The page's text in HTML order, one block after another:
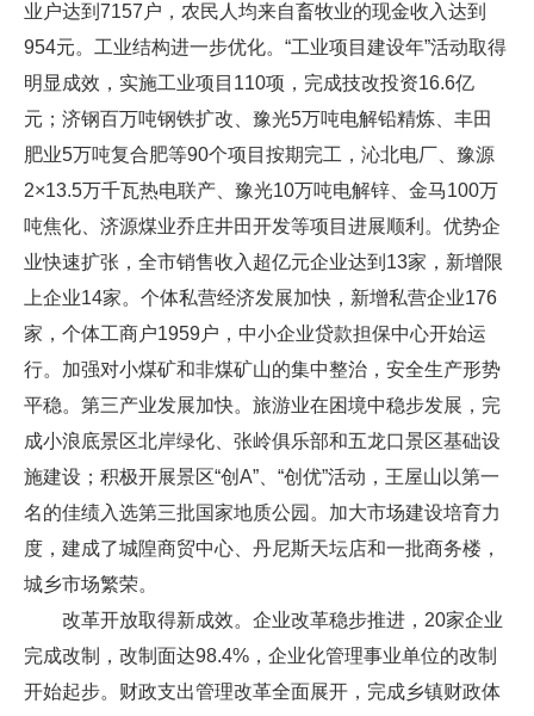
业户达到7157户，农民人均来自畜牧业的现金收入达到
954元。工业结构进一步优化。“工业项目建设年”活动取得
明显成效，实施工业项目110项，完成技改投资16.6亿
元；济钢百万吨钢铁扩改、豫光5万吨电解铅精炼、丰田
肥业5万吨复合肥等90个项目按期完工，沁北电厂、豫源
2×13.5万千瓦热电联产、豫光10万吨电解锌、金马100万
吨焦化、济源煤业乔庄井田开发等项目进展顺利。优势企
业快速扩张，全市销售收入超亿元企业达到13家，新增限
上企业14家。个体私营经济发展加快，新增私营企业176
家，个体工商户1959户，中小企业贷款担保中心开始运
行。加强对小煤矿和非煤矿山的集中整治，安全生产形势
平稳。第三产业发展加快。旅游业在困境中稳步发展，完
成小浪底景区北岸绿化、张岭俱乐部和五龙口景区基础设
施建设；积极开展景区“创A”、“创优”活动，王屋山以第一
名的佳绩入选第三批国家地质公园。加大市场建设培育力
度，建成了城隍商贸中心、丹尼斯天坛店和一批商务楼，
城乡市场繁荣。
改革开放取得新成效。企业改革稳步推进，20家企业
完成改制，改制面达98.4%，企业化管理事业单位的改制
开始起步。财政支出管理改革全面展开，完成乡镇财政体